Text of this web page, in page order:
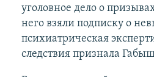
уголовное дело о
него взяли подписку о
психиатрическая
следствия признала